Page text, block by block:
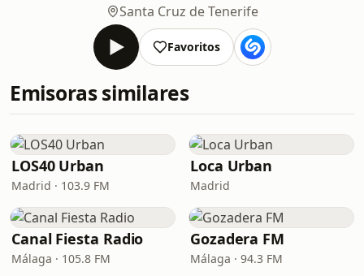
Santa Cruz de Tenerife
Favoritos
Emisoras similares
LOS40 Urban
Madrid · 103.9 FM
Loca Urban
Madrid
Canal Fiesta Radio
Málaga · 105.8 FM
Gozadera FM
Málaga · 94.3 FM